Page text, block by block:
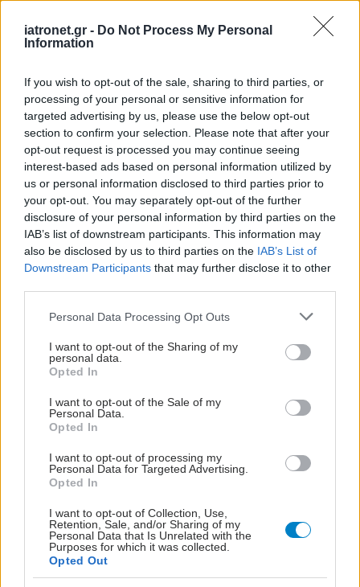
iatronet.gr - Do Not Process My Personal
Information
If you wish to opt-out of the sale, sharing to third parties, or
processing of your personal or sensitive information for
targeted advertising by us, please use the below opt-out
section to confirm your selection. Please note that after your
opt-out request is processed you may continue seeing
interest-based ads based on personal information utilized by
us or personal information disclosed to third parties prior to
your opt-out. You may separately opt-out of the further
disclosure of your personal information by third parties on the
IAB’s list of downstream participants. This information may
also be disclosed by us to third parties on the IAB’s List of
Downstream Participants that may further disclose it to other
Please note that this website/app uses one or more Google
not limited to your visit or usage behaviour. You may click to
grant or deny consent to Google and its third-party tags to
use your data for below specified purposes in below Google
consent section.
Personal Data Processing Opt Outs
I want to opt-out of the Sharing of my
personal data.
Opted In
I want to opt-out of the Sale of my
Personal Data.
Opted In
I want to opt-out of processing my
Personal Data for Targeted Advertising.
Opted In
I want to opt-out of Collection, Use,
Retention, Sale, and/or Sharing of my
Personal Data that Is Unrelated with the
Purposes for which it was collected.
Opted Out
ΔΕΙΤΕ ΕΠΙΣΗΣ